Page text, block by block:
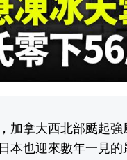
加拿大西北部颳起
本也迎來數年一見